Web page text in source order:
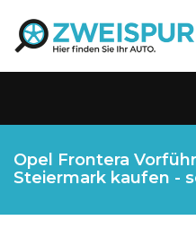
Opel Frontera
Steiermark kaufen -